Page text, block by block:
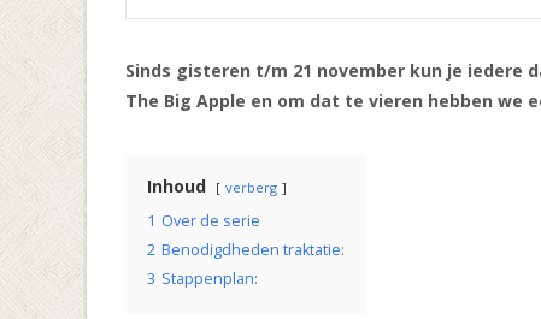
Sinds gisteren t/m 21 november kun je iedere
The Big Apple en om dat te vieren hebben we
Inhoud verberg
1 Over de serie
2 Benodigdheden traktatie:
3 Stappenplan: